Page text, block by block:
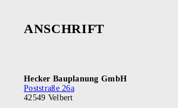
ANSCHRIFT
Hecker Bauplanung GmbH
Poststraße 26a
42549 Velbert